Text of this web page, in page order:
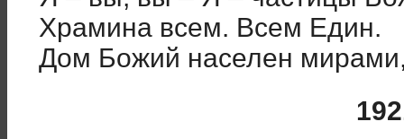
Храмина всем. Всем Един.
Дом Божий населен